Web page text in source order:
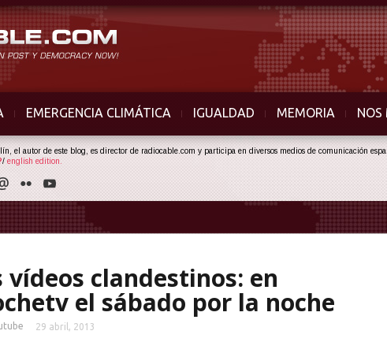
EMERGENCIA CLIMÁTICA IGUALDAD MEMORIA NOS
el autor de este blog, es director de radiocable.com y participa en diversos medios de comunicación
/ english edition.
vídeos clandestinos: en
el sábado por la noche
29 abril, 2013